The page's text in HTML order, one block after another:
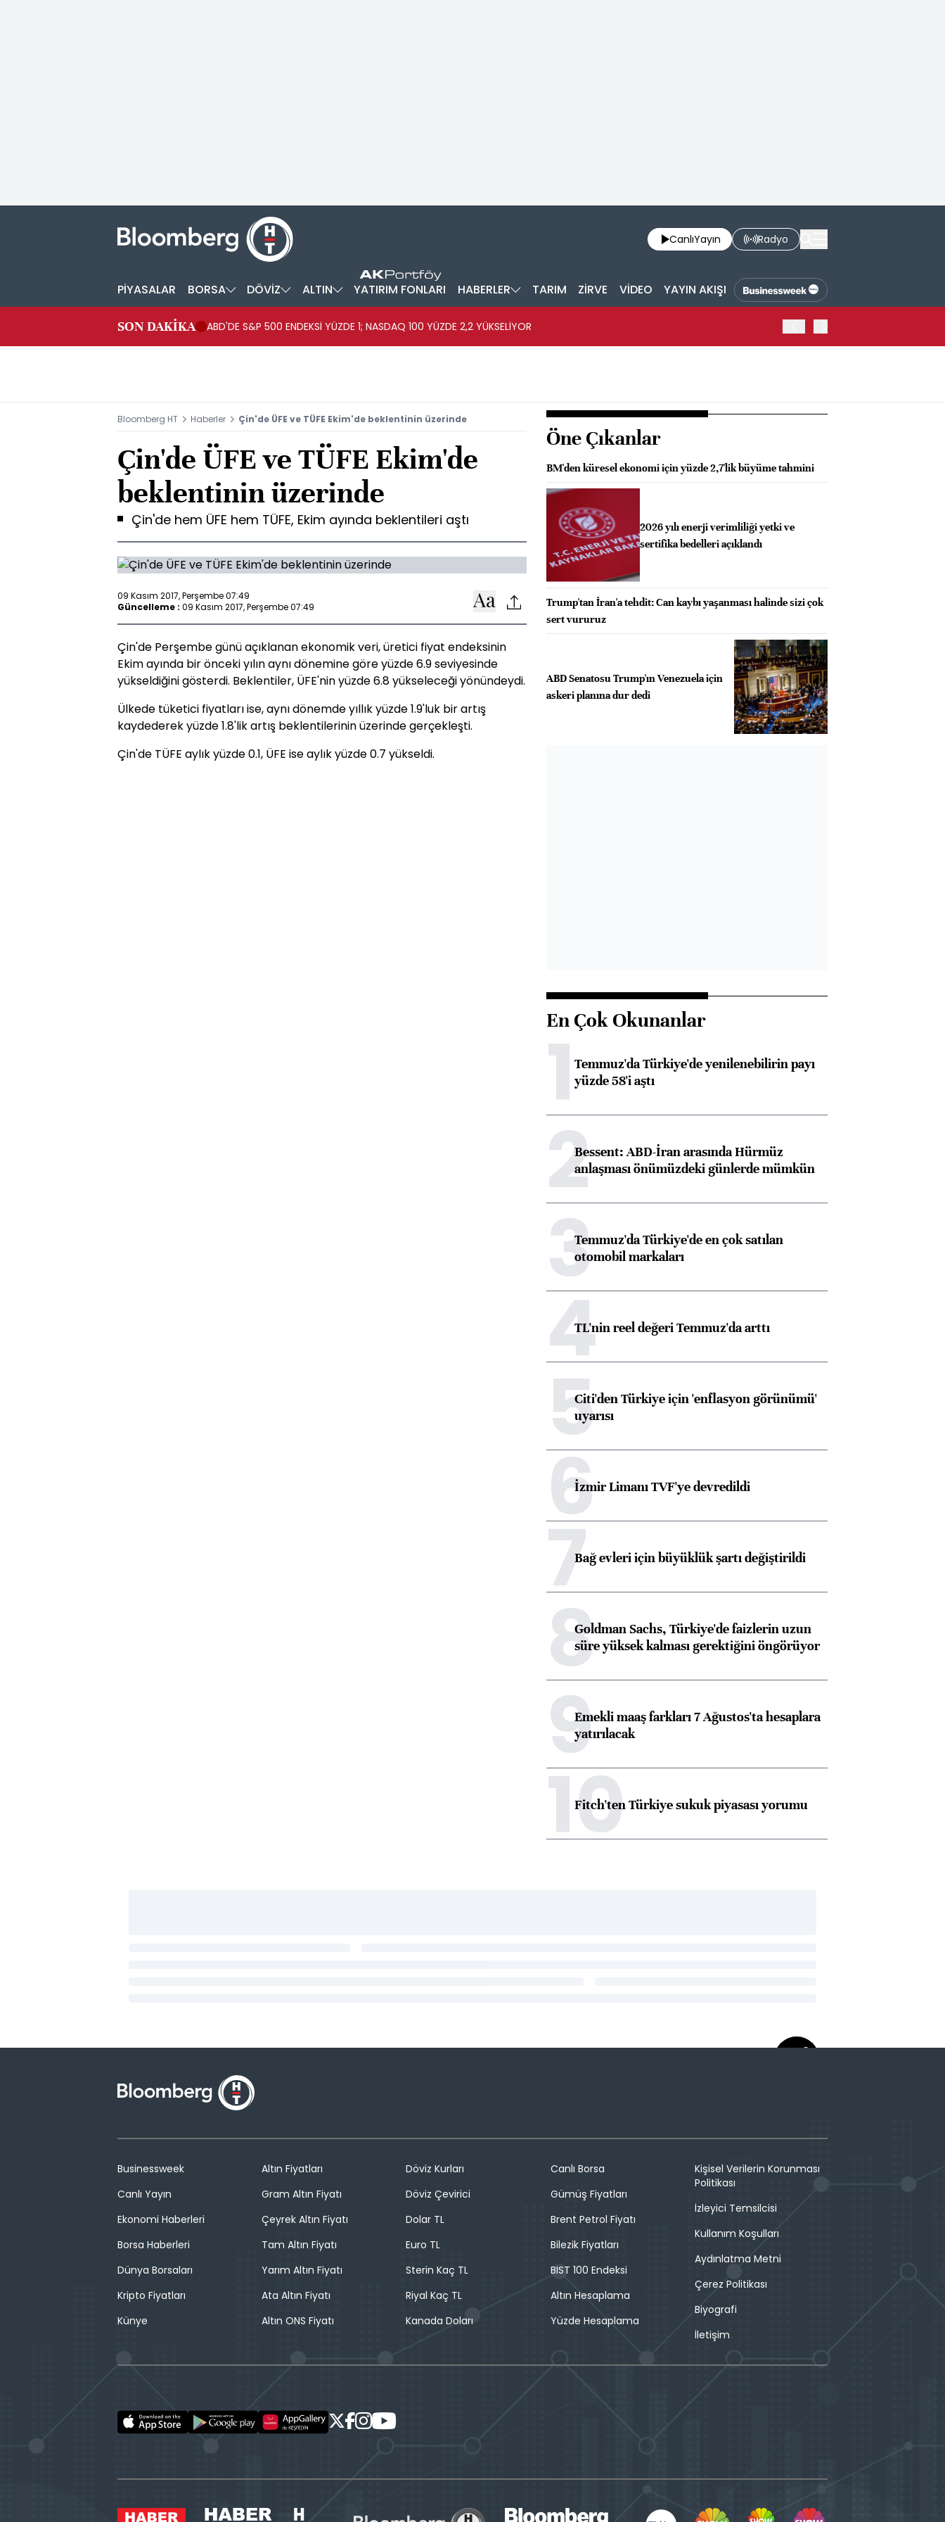
CanlıYayın Radyo
PİYASALAR BORSA DÖVİZ ALTIN YATIRIM FONLARI HABERLER TARIM ZİRVE VİDEO YAYIN AKIŞI
SON DAKİKA ABD'DE S&P 500 ENDEKSİ YÜZDE 1; NASDAQ 100 YÜZDE 2,2 YÜKSELİYOR
Bloomberg HT Haberler Çin'de ÜFE ve TÜFE Ekim'de beklentinin üzerinde
Çin'de ÜFE ve TÜFE Ekim'de
beklentinin üzerinde
Çin'de hem ÜFE hem TÜFE, Ekim ayında beklentileri aştı
09 Kasım 2017, Perşembe 07:49
Güncelleme : 09 Kasım 2017, Perşembe 07:49
Çin'de Perşembe günü açıklanan ekonomik veri, üretici fiyat endeksinin
Ekim ayında bir önceki yılın aynı dönemine göre yüzde 6.9 seviyesinde
yükseldiğini gösterdi. Beklentiler, ÜFE'nin yüzde 6.8 yükseleceği yönündeydi.
Ülkede tüketici fiyatları ise, aynı dönemde yıllık yüzde 1.9'luk bir artış
kaydederek yüzde 1.8'lik artış beklentilerinin üzerinde gerçekleşti.
Çin'de TÜFE aylık yüzde 0.1, ÜFE ise aylık yüzde 0.7 yükseldi.
Öne Çıkanlar
BM'den küresel ekonomi için yüzde 2,7'lik büyüme tahmini
2026 yılı enerji verimliliği yetki ve
sertifika bedelleri açıklandı
Trump'tan İran'a tehdit: Can kaybı yaşanması halinde sizi çok
sert vururuz
ABD Senatosu Trump'ın Venezuela için
askeri planına dur dedi
En Çok Okunanlar
1Temmuz'da Türkiye'de yenilenebilirin payı
yüzde 58'i aştı
2Bessent: ABD-İran arasında Hürmüz
anlaşması önümüzdeki günlerde mümkün
3Temmuz'da Türkiye'de en çok satılan
otomobil markaları
4TL'nin reel değeri Temmuz'da arttı
5Citi'den Türkiye için 'enflasyon görünümü'
uyarısı
6İzmir Limanı TVF'ye devredildi
7Bağ evleri için büyüklük şartı değiştirildi
8Goldman Sachs, Türkiye'de faizlerin uzun
süre yüksek kalması gerektiğini öngörüyor
9Emekli maaş farkları 7 Ağustos'ta hesaplara
yatırılacak
10
Fitch'ten Türkiye sukuk piyasası yorumu
Businessweek
Canlı Yayın
Ekonomi Haberleri
Borsa Haberleri
Dünya Borsaları
Kripto Fiyatları
Künye
Altın Fiyatları
Gram Altın Fiyatı
Çeyrek Altın Fiyatı
Tam Altın Fiyatı
Yarım Altın Fiyatı
Ata Altın Fiyatı
Altın ONS Fiyatı
Döviz Kurları
Döviz Çevirici
Dolar TL
Euro TL
Sterin Kaç TL
Riyal Kaç TL
Kanada Doları
Canlı Borsa
Gümüş Fiyatları
Brent Petrol Fiyatı
Bilezik Fiyatları
BIST 100 Endeksi
Altın Hesaplama
Yüzde Hesaplama
Kişisel Verilerin Korunması
Politikası
İzleyici Temsilcisi
Kullanım Koşulları
Aydınlatma Metni
Çerez Politikası
Biyografi
İletişim